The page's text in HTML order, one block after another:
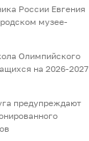
России Евгения
музее-
Олимпийского
на 2026-2027
предупреждают